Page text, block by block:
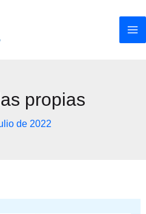
propias
de 2022